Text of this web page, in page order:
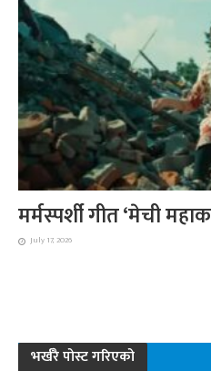
मर्मस्पर्शी गीत ‘मेची
July 17, 2026
भर्खरै पोस्ट गरिएको